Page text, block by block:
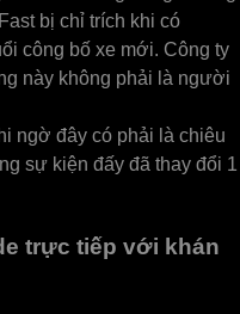
bị chỉ trích khi có
công bố xe mới. Công ty
này không phải là người
ngờ đây có phải là chiêu
sự kiện đấy đã thay đổi 1
trực tiếp với khán